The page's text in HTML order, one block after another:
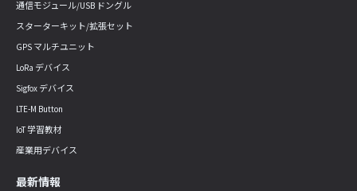
通信モジュール/USB ドングル
スターターキット/拡張セット
GPS マルチユニット
LoRa デバイス
Sigfox デバイス
LTE-M Button
IoT 学習教材
産業用デバイス
最新情報